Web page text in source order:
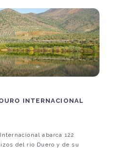
INTERNACIONAL
abarca 122
del río Duero y de su